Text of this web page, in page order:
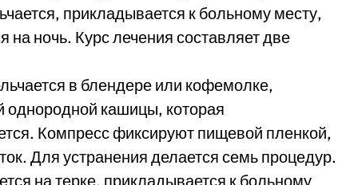
прикладывается к больному месту,
на ночь. Курс лечения составляет две
в блендере или кофемолке,
однородной кашицы, которая
Компресс фиксируют пищевой пленкой,
Для устранения делается семь процедур.
на терке, прикладывается к больному